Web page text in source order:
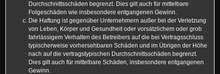
Durchschnittsschäden begrenzt. Dies gilt auch für mittelbare
Folgeschäden wie insbesondere entgangenen Gewinn.
Die Haftung ist gegenüber Unternehmern außer bei der Verletzung
von Leben, Körper und Gesundheit oder vorsätzlichem oder grob
fahrlässigem Verhalten des Betreibers auf die bei Vertragsschluss
typischerweise vorhersehbaren Schäden und im Übrigen der Höhe
nach auf die vertragstypischen Durchschnittsschäden begrenzt.
Dies gilt auch für mittelbare Schäden, insbesondere entgangenen
Gewinn.